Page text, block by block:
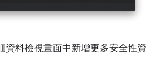
資料檢視畫面中新增更多安全性資